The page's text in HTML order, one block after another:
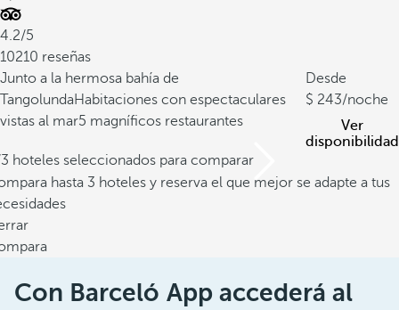
4.2/5
10210 reseñas
Junto a la hermosa bahía de
TangolundaHabitaciones con espectaculares
vistas al mar5 magníficos restaurantes
Desde
243/noche
Ver
disponibilidad
hoteles seleccionados para comparar
hasta 3 hoteles y reserva el que mejor se adapte a tus
Con Barceló App accederá al